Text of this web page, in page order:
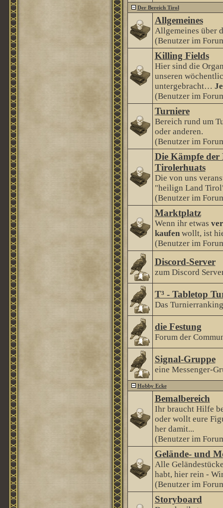
Der Bereich Tirol
Allgemeines
Allgemeines über
(Benutzer im
Killing Fields
Hier sind die
unseren
untergebracht…
(Benutzer im
Turniere
Bereich rund um
oder anderen.
(Benutzer im
Die Kämpfe der
Tirolerhuats
Die von uns
"heilign Land
(Benutzer im
Marktplatz
Wenn ihr etwas
kaufenwollt, ist
(Benutzer im
Discord-Server
zum Discord
T³ - Tabletop
Das
die Festung
Forum der
Signal-Gruppe
eine Messenger-
Hobby Ecke
Bemalbereich
Ihr braucht Hilfe
oder wollt eure
her damit...
(Benutzer im
Gelände- und
Alle
habt, hier rein -
(Benutzer im
Storyboard